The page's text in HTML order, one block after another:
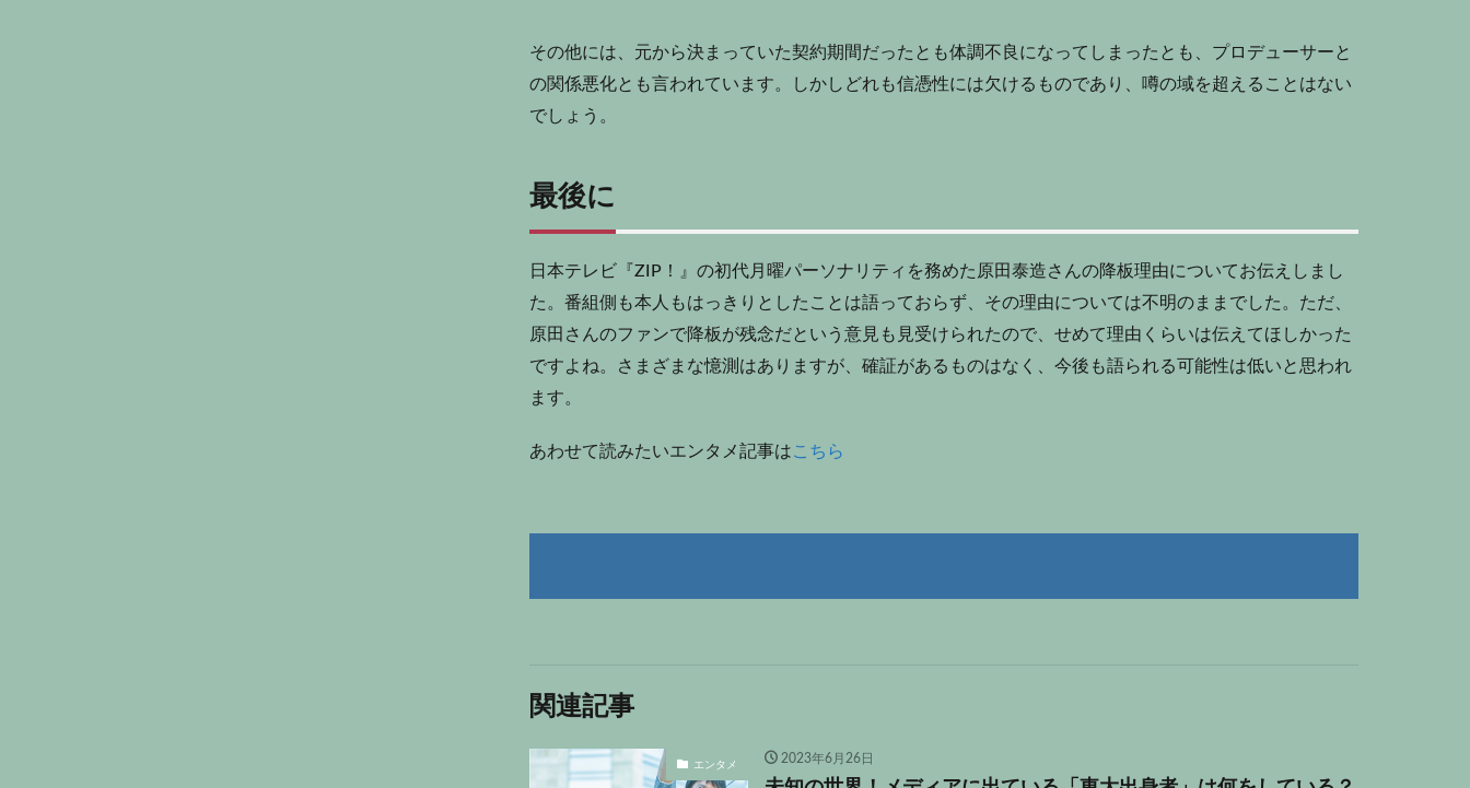
その他には、元から決まっていた契約期間だったとも体調不良になってしまったとも、プロデューサーと
の関係悪化とも言われています。しかしどれも信憑性には欠けるものであり、噂の域を超えることはない
でしょう。
最後に
日本テレビ『ZIP！』の初代月曜パーソナリティを務めた原田泰造さんの降板理由についてお伝えしまし
た。番組側も本人もはっきりとしたことは語っておらず、その理由については不明のままでした。ただ、
原田さんのファンで降板が残念だという意見も見受けられたので、せめて理由くらいは伝えてほしかった
ですよね。さまざまな憶測はありますが、確証があるものはなく、今後も語られる可能性は低いと思われ
ます。
あわせて読みたいエンタメ記事はこちら
関連記事
エンタメ 2023年6月26日